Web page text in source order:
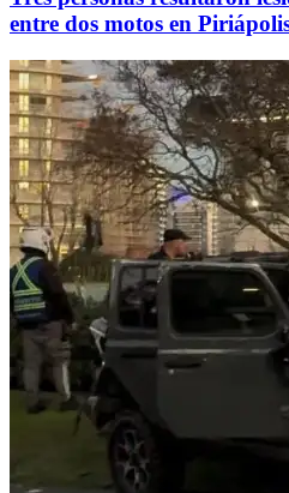
entre dos motos en